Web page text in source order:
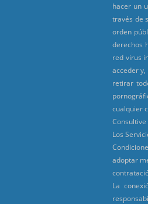
hacer un
través de
orden
derechos
red virus
acceder
retirar
cualquier
Los
adoptar
La